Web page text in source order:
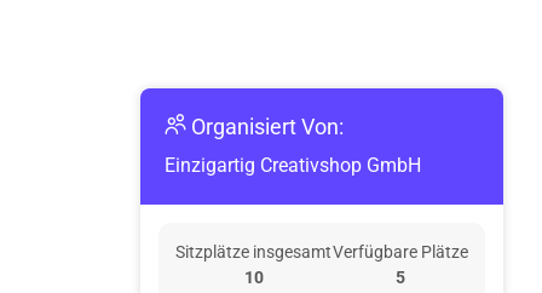
Organisiert Von:
Einzigartig Creativshop GmbH
Sitzplätze insgesamt
10
Verfügbare Plätze
5